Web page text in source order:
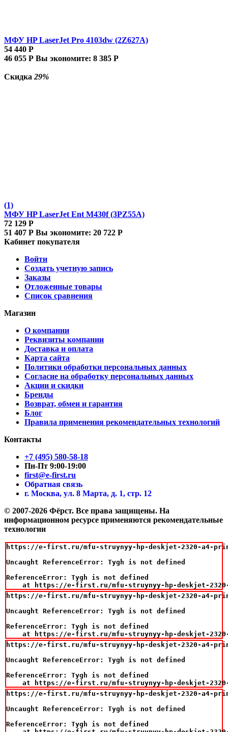
МФУ HP LaserJet Pro 4103dw (2Z627A)
54 440 Р
46 055 Р Вы экономите: 8 385 Р
Скидка 29%
(1)
МФУ HP LaserJet Ent M430f (3PZ55A)
72 129 Р
51 407 Р Вы экономите: 20 722 Р
Кабинет покупателя
Войти
Создать учетную запись
Заказы
Отложенные товары
Список сравнения
Магазин
О компании
Реквизиты компании
Доставка и оплата
Карта сайта
Политики обработки персональных данных
Согласие на обработку персональных данных
Акции и скидки
Бренды
Возврат, обмен и гарантия
Блог
Правила применения рекомендательных технологий
Контакты
+7 (495) 580-58-18
Пн-Пт 9:00-19:00
first@e-first.ru
Обратная связь
г. Москва, ул. 8 Марта, д. 1, стр. 12
© 2007-2026 Фёрст. Все права защищены. На
информационном ресурсе применяются рекомендательные
технологии
https://e-first.ru/mfu-struynyy-hp-deskjet-2320-a4-
Uncaught ReferenceError: Tygh is not defined
ReferenceError: Tygh is not defined
at https://e-first.ru/mfu-struynyy-hp-deskjet-
https://e-first.ru/mfu-struynyy-hp-deskjet-2320-a4-
Uncaught ReferenceError: Tygh is not defined
ReferenceError: Tygh is not defined
at https://e-first.ru/mfu-struynyy-hp-deskjet-
https://e-first.ru/mfu-struynyy-hp-deskjet-2320-a4-
Uncaught ReferenceError: Tygh is not defined
ReferenceError: Tygh is not defined
at https://e-first.ru/mfu-struynyy-hp-deskjet-
https://e-first.ru/mfu-struynyy-hp-deskjet-2320-a4-
Uncaught ReferenceError: Tygh is not defined
ReferenceError: Tygh is not defined